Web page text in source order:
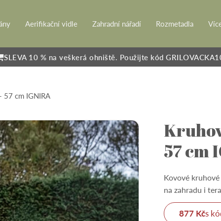
Aerifikační vidle Zahradní nářadí Rozmetadla
SLEVA 10 % na veškerá ohniště. Použijte kód
cm IGNIRA
57 cm
Kovové
na zahradu i
877 Kčs